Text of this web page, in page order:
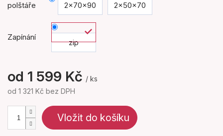
polštáře
2x70x90 2x50x70
Zapínání
zip
od 1 599 Kč / ks
od 1 321 Kč bez DPH
Vložit do košíku